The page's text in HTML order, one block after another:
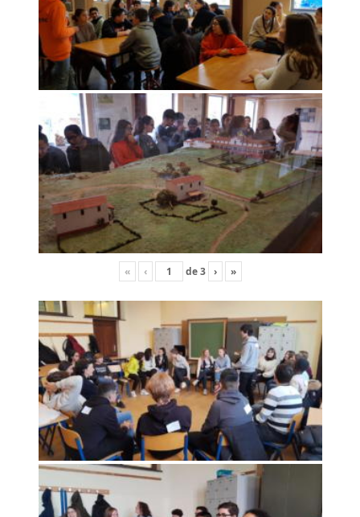
« ‹ de3 › »